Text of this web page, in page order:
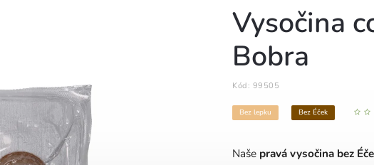
Vysočina
Bobra
Kód: 99505
Bez lepku Bez Éček
Naše pravá vysočina bez